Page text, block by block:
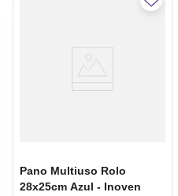
Pano Multiuso Rolo
28x25cm Azul - Inoven